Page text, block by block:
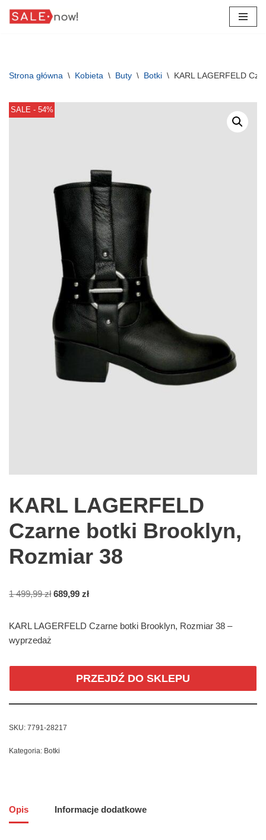
Strona główna \ Kobieta \ Buty \ Botki \ KARL LAGERFELD
SALE - 54%
KARL LAGERFELD
Czarne botki Brooklyn,
Rozmiar 38
1 499,99zł 689,99 zł
KARL LAGERFELD Czarne botki Brooklyn, Rozmiar 38 –
wyprzedaż
PRZEJDŹ DO SKLEPU
SKU: 7791-28217
Kategoria: Botki
Opis Informacje dodatkowe